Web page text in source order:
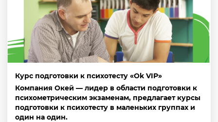
Курс подготовки к психотесту «Ok VIP»
Компания Окей — лидер в области подготовки к
психометрическим экзаменам, предлагает курсы
подготовки к психотесту в маленьких группах и
один на один.